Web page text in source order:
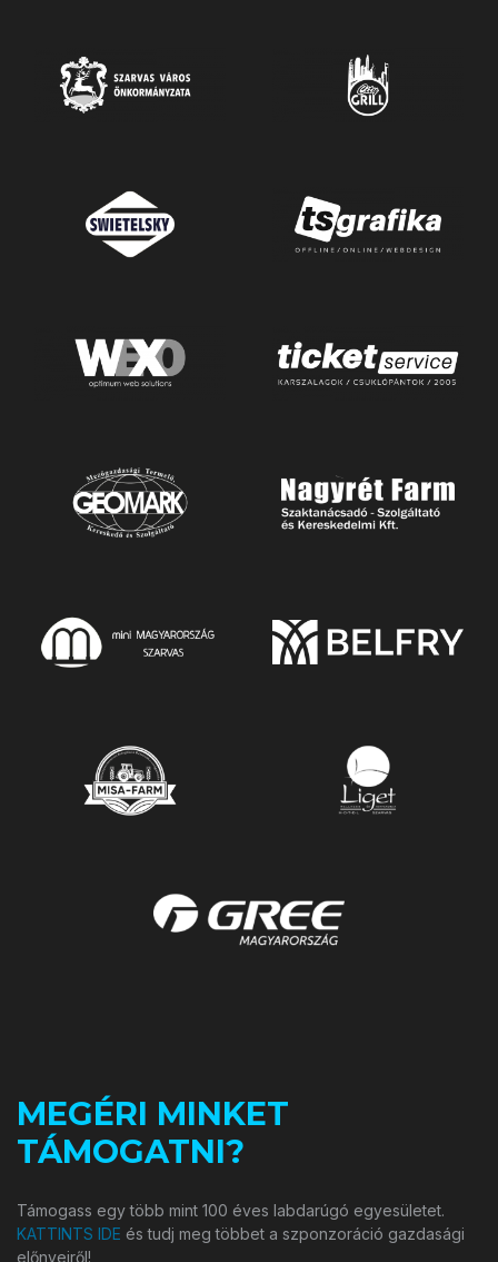
MEGÉRI MINKET
TÁMOGATNI?
Támogass egy több mint 100 éves labdarúgó egyesületet.
KATTINTS IDE és tudj meg többet a szponzoráció gazdasági
előnyeiről!